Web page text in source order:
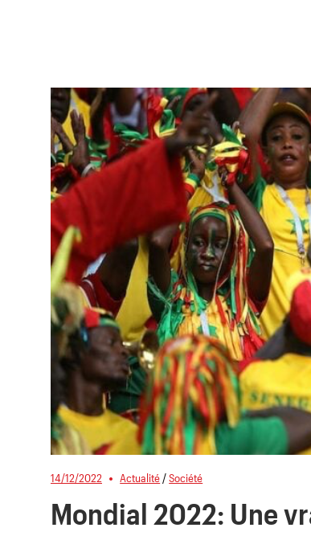
14/12/2022 Actualité /Société
Mondial 2022: Une